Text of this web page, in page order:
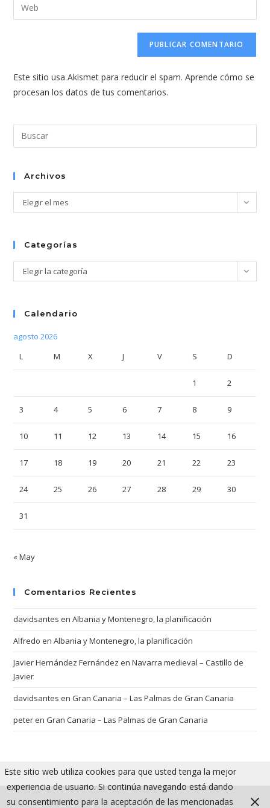
de
usuario
de
comentar
Introduce
la
web
(opcional)
Este sitio usa Akismet para reducir el spam.Aprende cómo se
procesan los datos de tus comentarios.
el
Archivos
Archivos
Elegir el mes
Categorías
Categorías
Elegir la categoría
Calendario
agosto 2026
L
M X J V S D
1 2
3 4 5 6 7 8 9
10 11 12 13 14 15 16
17 18 19 20 21 22 23
24 25 26 27 28 29 30
31
« May
Comentarios Recientes
davidsantes enAlbania y Montenegro, la planificación
Alfredo enAlbania y Montenegro, la planificación
Javier Hernández Fernández enNavarra medieval – Castillo de
Javier
davidsantes enGran Canaria – Las Palmas de Gran Canaria
peterenGran Canaria – Las Palmas de Gran Canaria
Este sitio web utiliza cookies para que usted tenga la mejor
experiencia de usuario. Si continúa navegando está dando
su consentimiento para la aceptación de las mencionadas